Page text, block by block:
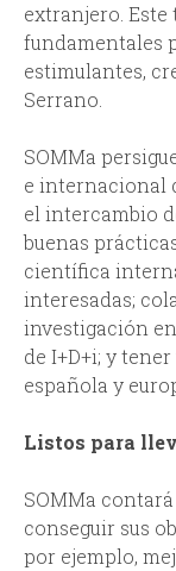
extranjero.
fundamentales
estimulantes,
Serrano.
SOMMa
e internacional
el intercambio
buenas
científica
interesadas;
investigación
de I+D+i; y
española y
Listos para
SOMMa
conseguir sus
por ejemplo,